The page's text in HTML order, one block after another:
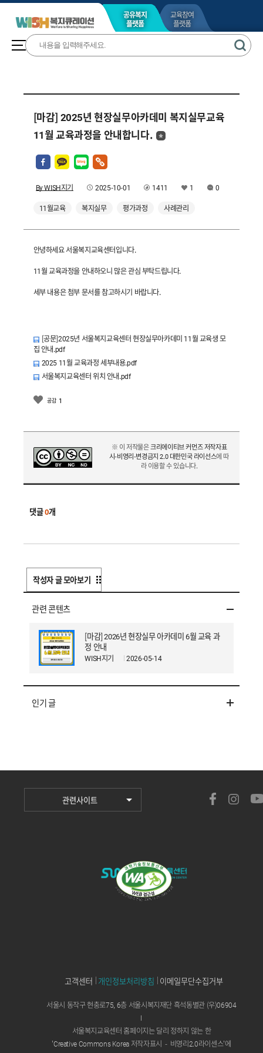
공유복지
플랫폼
교육참여
플랫폼
[마감] 2025년 현장실무아카데미 복지실무교육
11월 교육과정을 안내합니다.
By WISH지기 2025-10-01 1411 1
0
11월교육
복지실무 평가과정 사례관리
안녕하세요 서울복지교육센터입니다.
11월 교육과정을 안내하오니 많은 관심 부탁드립니다.
세부 내용은 첨부 문서를 참고하시기 바랍니다.
[공문]2025년 서울복지교육센터 현장실무아카데미 11월 교육생 모
집 안내.pdf
2025 11월 교육과정 세부내용.pdf
서울복지교육센터 위치 안내.pdf
공감 1
※ 이 저작물은크리에이티브 커먼즈 저작자표
시-비영리-변경금지 2.0 대한민국 라이선스에 따
라 이용할 수 있습니다.
댓글0개
작성자 글 모아보기
관련 콘텐츠
[마감] 2026년 현장실무 아카데미 6월 교육 과
정 안내
WISH지기 2026-05-14
인기 글
고객센터 개인정보처리방침 이메일무단수집거부
서울시 동작구 현충로75, 6층 서울시복지재단 흑석동별관 (우)06904
I
서울복지교육센터 홈페이지는 달리 정하지 않는 한
'Creative Commons Korea 저작자표시 - 비영리2.0라이센스'에
관련사이트